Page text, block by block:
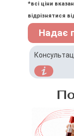
*всі ціни
відрізнятися
Надає